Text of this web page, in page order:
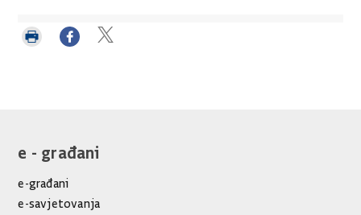
e - građani
e-građani
e-savjetovanja